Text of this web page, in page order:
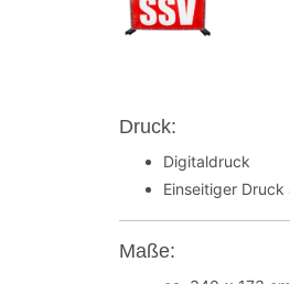
Druck:
Digitaldruck
Einseitiger
Maße: